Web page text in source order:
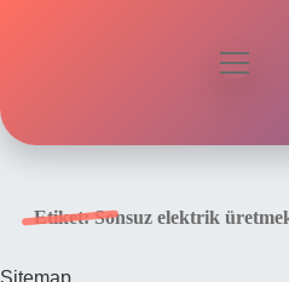
menüyü
Etiket:Sonsuz elektrik
Sitemap